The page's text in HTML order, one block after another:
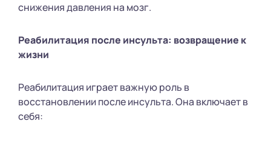
снижения давления на мозг.
Реабилитация после инсульта: возвращение к
жизни
Реабилитация играет важную роль в
восстановлении после инсульта. Она включает в
себя: